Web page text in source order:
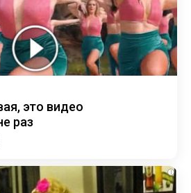
это видео
раз
i